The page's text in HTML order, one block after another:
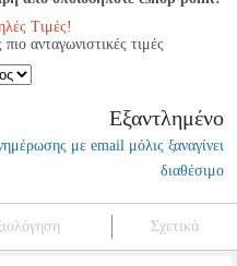
Τιμές!
ανταγωνιστικές τιμές
Εξαντλημένο
με email μόλις ξαναγίνει
διαθέσιμο
Σχετικά